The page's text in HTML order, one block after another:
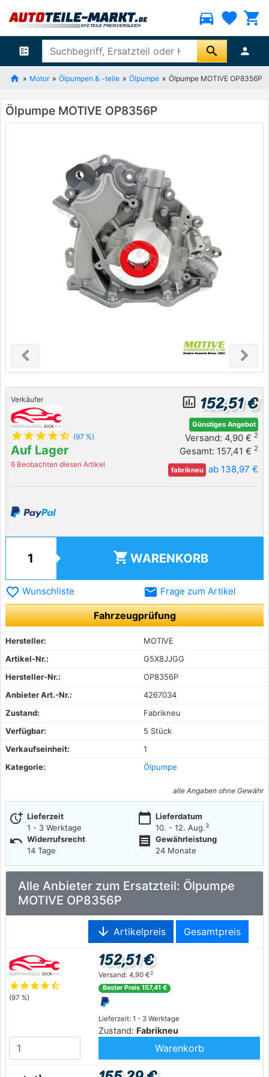
directions_car favorite shopping_cart
ballot search person
Motor Ölpumpen & -teile Ölpumpe Ölpumpe MOTIVE OP8356P
Ölpumpe MOTIVE OP8356P
chevron_leftPrevious chevron_right
Next
Verkäufer
star star star star star_half (97 %)
Auf Lager
6 Beobachten diesen Artikel
insert_chart_outlined 152,51 €
Günstiges Angebot
Versand: 4,90 € 2
Gesamt: 157,41 € 2
fabrikneu ab 138,97 €
shopping_cart WARENKORB
favorite_border Wunschliste email Frage zum Artikel
Fahrzeugprüfung
Hersteller:
MOTIVE
Artikel-Nr.:
G5X8JJGG
Hersteller-Nr.:
OP8356P
Anbieter Art.-Nr.:
4267034
Zustand:
Fabrikneu
Verfügbar:
5 Stück
Verkaufseinheit:
1
Kategorie:
Ölpumpe
alle Angaben ohne Gewähr
more_time Lieferzeit
1 - 3 Werktage
calendar_today Lieferdatum
10. - 12. Aug.3
undo Widerrufsrecht
14 Tage
receipt
Gewährleistung
24 Monate
Alle Anbieter zum Ersatzteil: Ölpumpe
MOTIVE OP8356P
arrow_downward Artikelpreis Gesamtpreis
starstarstarstarstar_half
(97 %)
Lieferzeit: 1 - 3 Werktage
Zustand: Fabrikneu
152,51 €
Versand: 4,90 €2
Bester Preis 157,41 €
Warenkorb